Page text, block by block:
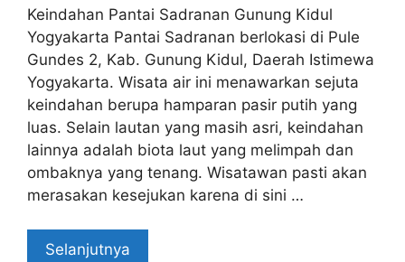
Keindahan Pantai Sadranan Gunung Kidul
Yogyakarta Pantai Sadranan berlokasi di Pule
Gundes 2, Kab. Gunung Kidul, Daerah Istimewa
Yogyakarta. Wisata air ini menawarkan sejuta
keindahan berupa hamparan pasir putih yang
luas. Selain lautan yang masih asri, keindahan
lainnya adalah biota laut yang melimpah dan
ombaknya yang tenang. Wisatawan pasti akan
merasakan kesejukan karena di sini …
Selanjutnya